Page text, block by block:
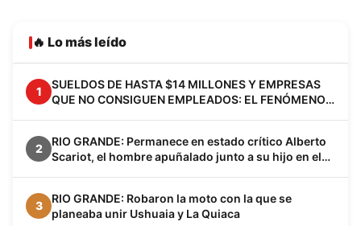
🔥 Lo más leído
1
SUELDOS DE HASTA $14 MILLONES Y EMPRESAS
QUE NO CONSIGUEN EMPLEADOS: EL FENÓMENO
2
RIO GRANDE: Permanece en estado crítico Alberto
Scariot, el hombre apuñalado junto a su hijo en el
3
RIO GRANDE: Robaron la moto con la que se
planeaba unir Ushuaia y La Quiaca